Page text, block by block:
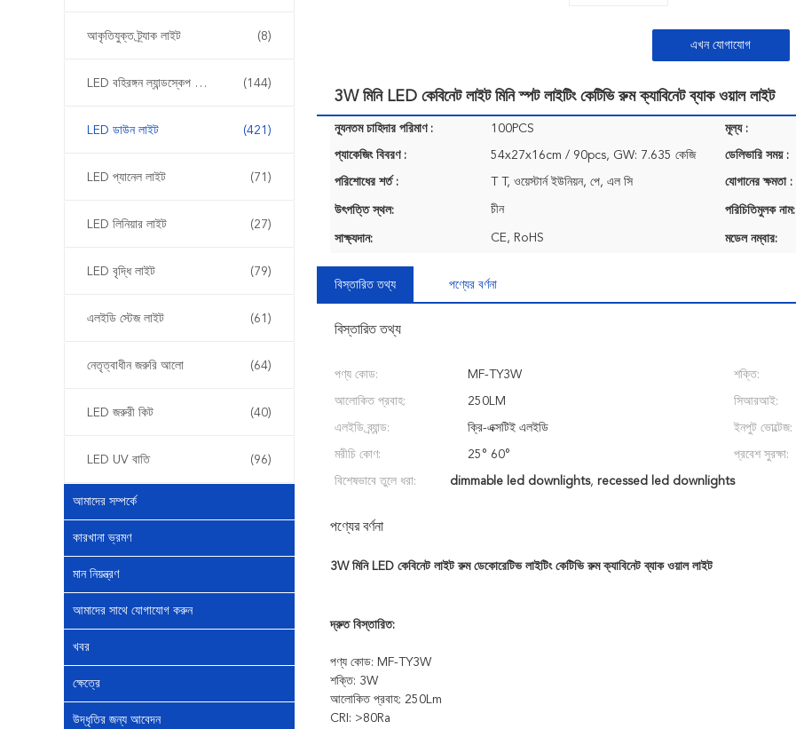
আকৃতিযুক্ত ট্র্যাক লাইট (8)
LED বহিরঙ্গন ল্যান্ডস্কেপ আলোর (144)
LED ডাউন লাইট (421)
LED প্যানেল লাইট (71)
LED লিনিয়ার লাইট (27)
LED বৃদ্ধি লাইট (79)
এলইডি স্টেজ লাইট (61)
নেতৃত্বাধীন জরুরি আলো (64)
LED জরুরী কিট (40)
LED UV বাতি (96)
আমাদের সম্পর্কে
কারখানা ভ্রমণ
মান নিয়ন্ত্রণ
আমাদের সাথে যোগাযোগ করুন
খবর
ক্ষেত্রে
উদ্ধৃতির জন্য আবেদন
এখন যোগাযোগ
3W মিনি LED কেবিনেট লাইট মিনি স্পট লাইটিং কেটিভি রুম ক্যাবিনেট ব্যাক ওয়াল লাইট
ন্যূনতম চাহিদার পরিমাণ : 100PCS মূল্য :
প্যাকেজিং বিবরণ : 54x27x16cm / 90pcs, GW: 7.635 কেজি ডেলিভারি সময় :
পরিশোধের শর্ত : T T, ওয়েস্টার্ন ইউনিয়ন, পে, এল সি যোগানের ক্ষমতা :
উৎপত্তি স্থল: চীন পরিচিতিমুলক নাম:
সাক্ষ্যদান: CE, RoHS মডেল নম্বার:
বিস্তারিত তথ্য পণ্যের বর্ণনা
বিস্তারিত তথ্য
পণ্য কোড: MF-TY3W শক্তি:
আলোকিত প্রবাহ: 250LM সিআরআই:
এলইডি ব্র্যান্ড: ক্রি-এক্সটিই এলইডি ইনপুট ভোল্টেজ:
মরীচি কোণ: 25° 60° প্রবেশ সুরক্ষা:
বিশেষভাবে তুলে ধরা: dimmable led downlights, recessed led downlights
পণ্যের বর্ণনা
3W মিনি LED কেবিনেট লাইট রুম ডেকোরেটিভ লাইটিং কেটিভি রুম ক্যাবিনেট ব্যাক ওয়াল লাইট
দ্রুত বিস্তারিত:
পণ্য কোড: MF-TY3W
শক্তি: 3W
আলোকিত প্রবাহ: 250Lm
CRI: >80Ra